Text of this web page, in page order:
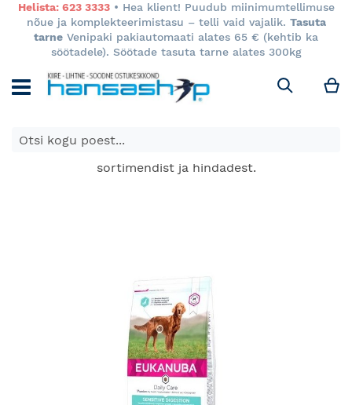
Helista: 623 3333• Hea klient! Puudub miinimumtellimuse
nõue ja komplekteerimistasu – telli vaid vajalik. Tasuta
tarne Venipaki pakiautomaati alates 65 € (kehtib ka
söötadele). Söötade tasuta tarne alates 300kg
Otsi
E-poes kuvatavad toodete hinnad kehtivad ainult e-
poes ja võivad erineda Keila ja Tartu poodide
sortimendist ja hindadest.